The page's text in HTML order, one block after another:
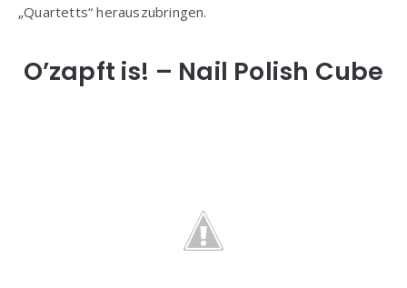
„Quartetts“ herauszubringen.
O’zapft is! – Nail Polish Cube